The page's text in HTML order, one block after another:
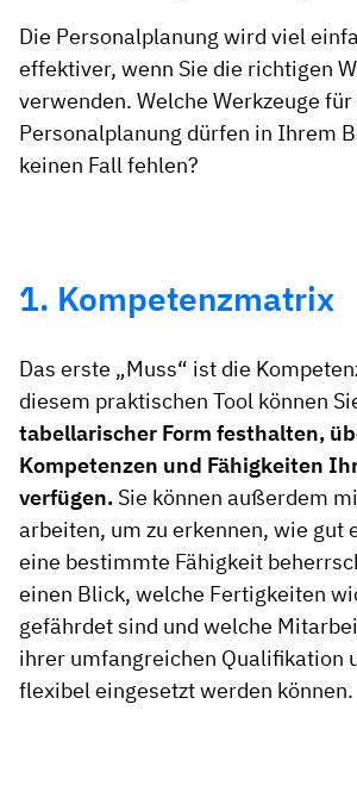
Die Personalplanung wird viel
effektiver, wenn Sie die richtigen
verwenden. Welche Werkzeuge für
Personalplanung dürfen in Ihrem
keinen Fall fehlen?
1. Kompetenzmatrix
Das erste „Muss“ ist die
diesem praktischen Tool können
tabellarischer Form festhalten,
Kompetenzen und Fähigkeiten
verfügen. Sie können außerdem
arbeiten, um zu erkennen, wie gut
eine bestimmte Fähigkeit
einen Blick, welche Fertigkeiten
gefährdet sind und welche
ihrer umfangreichen Qualifikation
flexibel eingesetzt werden können.